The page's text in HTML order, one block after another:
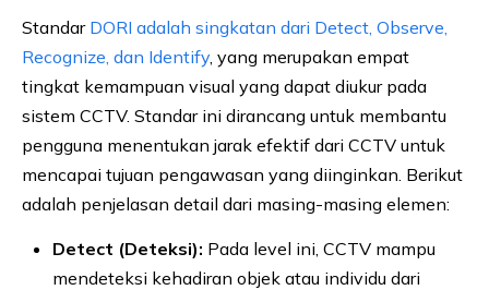
Standar DORI adalah singkatan dari Detect, Observe,
Recognize, dan Identify , yang merupakan empat
tingkat kemampuan visual yang dapat diukur pada
sistem CCTV. Standar ini dirancang untuk membantu
pengguna menentukan jarak efektif dari CCTV untuk
mencapai tujuan pengawasan yang diinginkan. Berikut
adalah penjelasan detail dari masing-masing elemen:
Detect (Deteksi): Pada level ini, CCTV mampu
mendeteksi kehadiran objek atau individu dari